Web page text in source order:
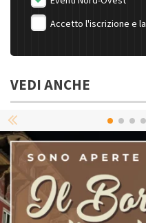
Accetto l'iscrizione e la
VEDI ANCHE